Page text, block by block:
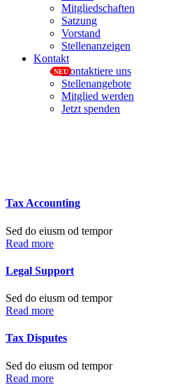
Mitgliedschaften
Satzung
Vorstand
Stellenanzeigen
Kontakt
Kontaktiere uns
Stellenangebote
Mitglied werden
Jetzt spenden
Tax Accounting
Sed do eiusm od tempor
Read more
Legal Support
Sed do eiusm od tempor
Read more
Tax Disputes
Sed do eiusm od tempor
Read more